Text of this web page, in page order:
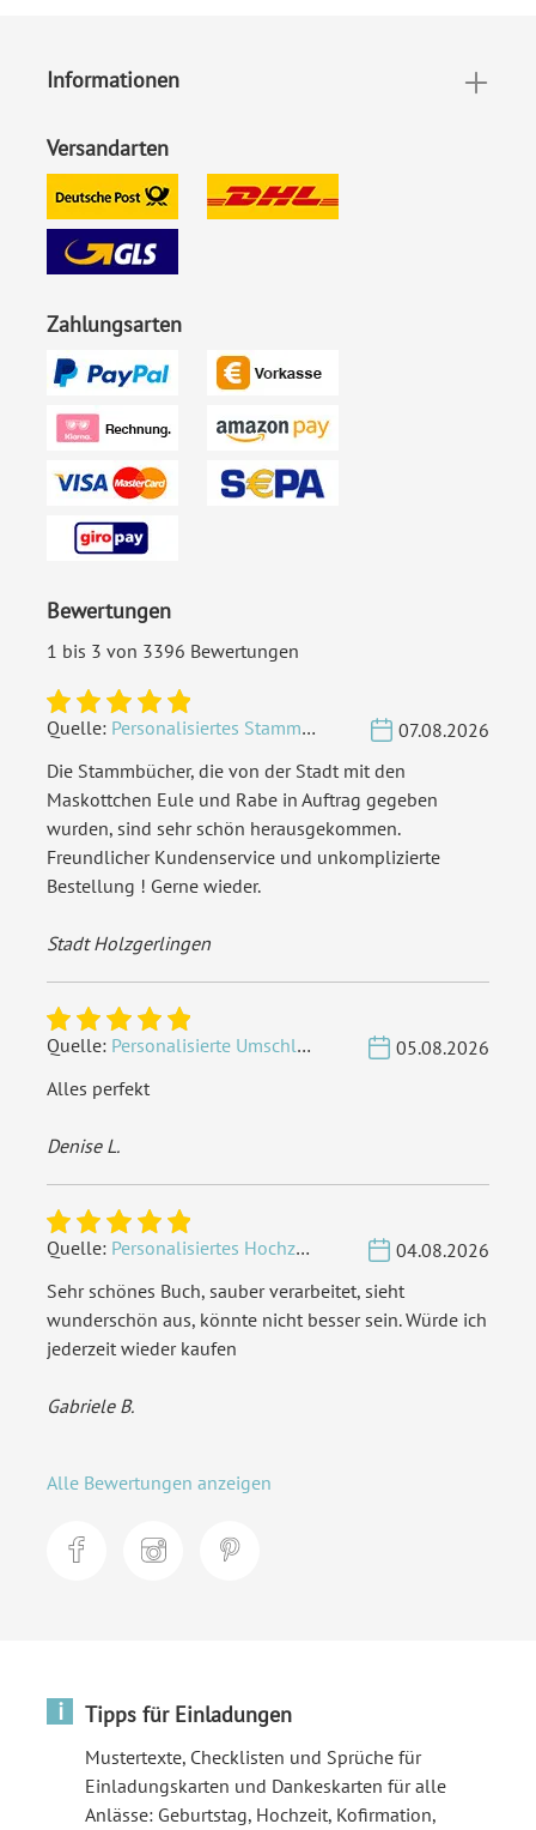
Informationen
Versandarten
Zahlungsarten
Bewertungen
1 bis 3 von 3396 Bewertungen
Quelle: Personalisiertes Stammbuch - Eigene Gravurdatei hochladen
07.08.2026
Die Stammbücher, die von der Stadt mit den
Maskottchen Eule und Rabe in Auftrag gegeben
wurden, sind sehr schön herausgekommen.
Freundlicher Kundenservice und unkomplizierte
Bestellung ! Gerne wieder.
Stadt Holzgerlingen
Quelle: Personalisierte Umschläge - Vintage - Quadrat 155 x 155 mm
05.08.2026
Alles perfekt
Denise L.
Quelle: Personalisiertes Hochzeit Gästebuch A4 - Herzbaum
04.08.2026
Sehr schönes Buch, sauber verarbeitet, sieht
wunderschön aus, könnte nicht besser sein. Würde ich
jederzeit wieder kaufen
Gabriele B.
Alle Bewertungen anzeigen
i Tipps für Einladungen
Mustertexte, Checklisten und Sprüche für
Einladungskarten und Dankeskarten für alle
Anlässe: Geburtstag, Hochzeit, Kofirmation,